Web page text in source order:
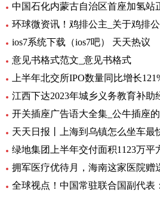
中国石化内蒙古自治区首座加氢站
环球微资讯！鸡排公主_关于鸡排
ios7系统下载（ios7吧） 天天热议
意见书格式范文_意见书格式
江西下达2023年城乡义务教育补助
开关插座广告语大全集_公牛插座
天天日报丨上海到乌镇怎么坐车最